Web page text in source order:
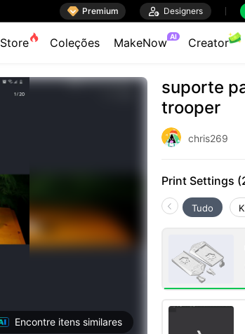
 Premium  Designers
Store Coleções MakeNow AI Creator
Encontre itens similares
suporte
trooper
chris269
Print Settings
Tudo